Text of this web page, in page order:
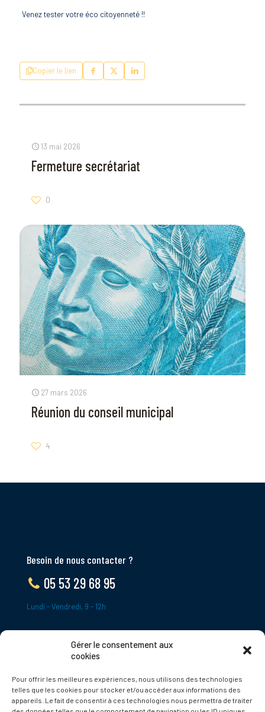
Gérer le consentement aux
cookies
Pour offrir les meilleures expériences, nous utilisons des technologies
telles que les cookies pour stocker et/ou accéder aux informations des
appareils. Le fait de consentir à ces technologies nous permettra de traiter
Venez tester votre éco citoyenneté !!
Copier le lien
13 mai 2026
Fermeture secrétariat
0
27 mars 2026
Réunion du conseil municipal
4
Besoin de nous contacter ?
05 53 29 68 95
Lundi - Vendredi, 9 - 12h
24620 Tamniès
France